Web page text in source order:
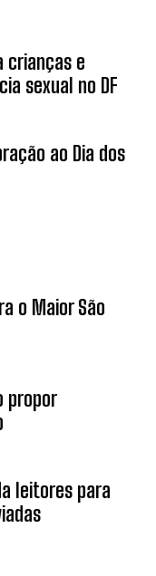
crianças e
sexual no DF
ao Dia dos
o Maior São
propor
leitores para